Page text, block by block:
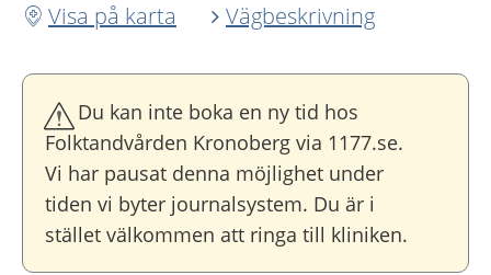
Visa på karta
Vägbeskrivning
Du kan inte boka en ny tid hos
Folktandvården Kronoberg via 1177.se.
Vi har pausat denna möjlighet under
tiden vi byter journalsystem. Du är i
stället välkommen att ringa till kliniken.